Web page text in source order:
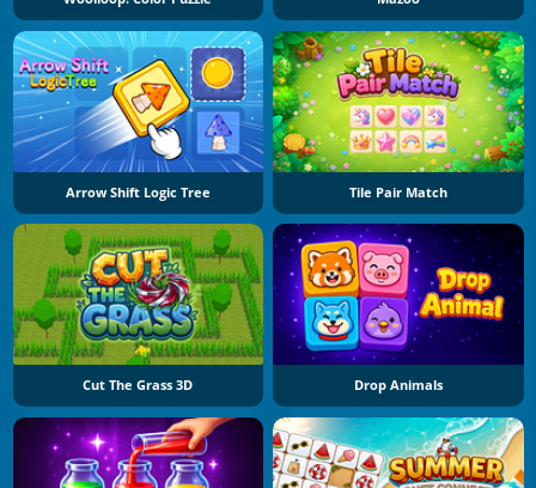
Arrow Shift Logic Tree Tile Pair Match
Cut The Grass 3D Drop Animals